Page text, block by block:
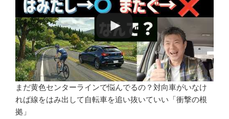
まだ黄色センターラインで悩んでるの？対向車がいなけ
れば線をはみ出して自転車を追い抜いていい「衝撃の根
拠」